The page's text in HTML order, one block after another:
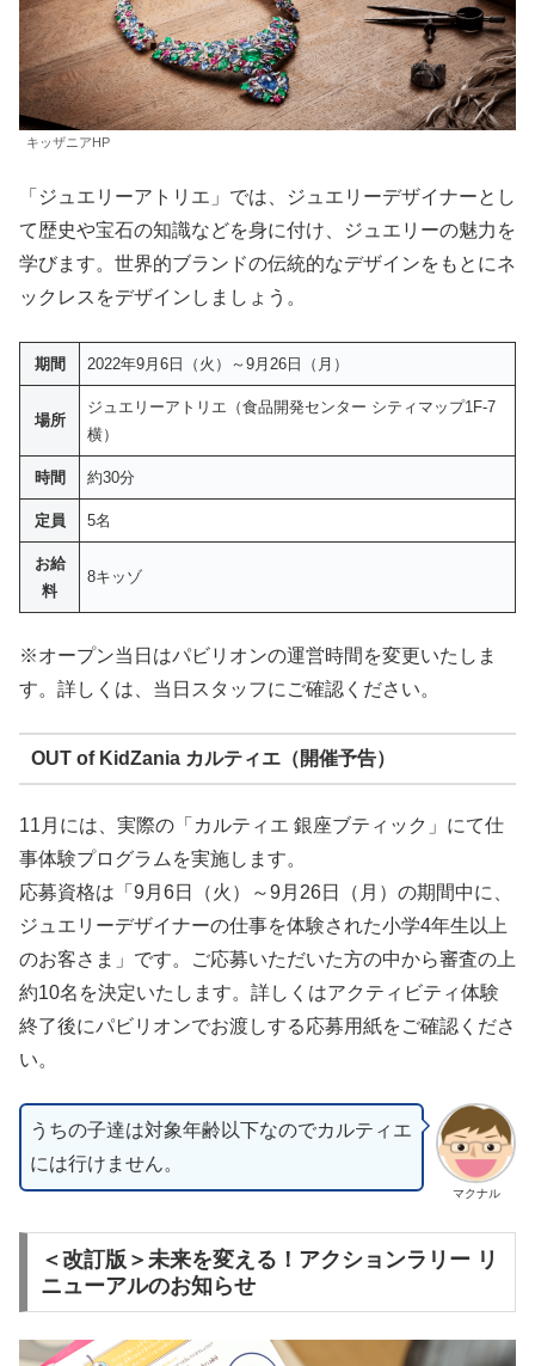
キッザニアHP
「ジュエリーアトリエ」では、ジュエリーデザイナーとし
て歴史や宝石の知識などを身に付け、ジュエリーの魅力を
学びます。世界的ブランドの伝統的なデザインをもとにネ
ックレスをデザインしましょう。
期間 2022年9月6日（火）～9月26日（月）
場所
ジュエリーアトリエ（食品開発センター シティマップ1F-7
横）
時間 約30分
定員 5名
お給
料
8キッゾ
※オープン当日はパビリオンの運営時間を変更いたしま
す。詳しくは、当日スタッフにご確認ください。
OUT of KidZania カルティエ（開催予告）
11月には、実際の「カルティエ 銀座ブティック」にて仕
事体験プログラムを実施します。
応募資格は「9月6日（火）～9月26日（月）の期間中に、
ジュエリーデザイナーの仕事を体験された小学4年生以上
のお客さま」です。ご応募いただいた方の中から審査の上
約10名を決定いたします。詳しくはアクティビティ体験
終了後にパビリオンでお渡しする応募用紙をご確認くださ
い。
マクナル
うちの子達は対象年齢以下なのでカルティエ
には行けません。
＜改訂版＞未来を変える！アクションラリー リ
ニューアルのお知らせ